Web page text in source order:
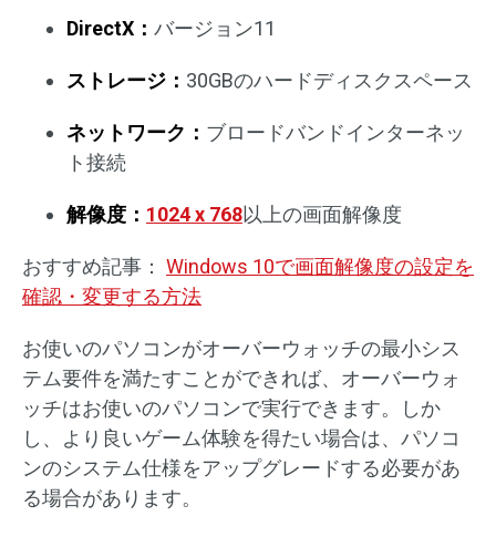
DirectX： バージョン11
ストレージ： 30GBのハードディスクスペース
ネットワーク： ブロードバンドインターネッ
ト接続
解像度： 1024 x 768以上の画面解像度
おすすめ記事： Windows 10で画面解像度の設定を
確認・変更する方法
お使いのパソコンがオーバーウォッチの最小シス
テム要件を満たすことができれば、オーバーウォ
ッチはお使いのパソコンで実行できます。しか
し、より良いゲーム体験を得たい場合は、パソコ
ンのシステム仕様をアップグレードする必要があ
る場合があります。